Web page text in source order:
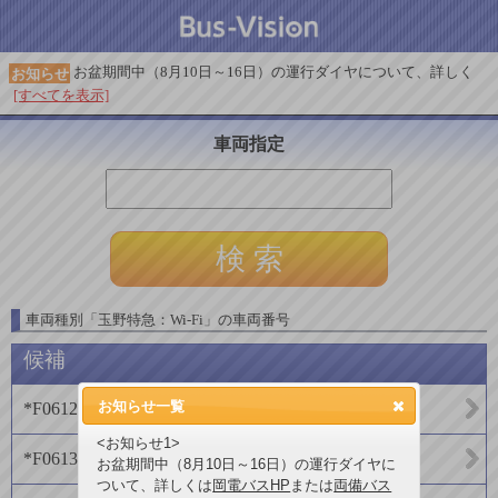
お知らせ お盆期間中（8月10日～16日）の運行ダイヤについて、詳しく
[すべてを表示]
車両指定
車両種別 「玉野特急：Wi-Fi 」 の車両番号
候補
*F0612 両備バス)
*F0613 両備バス)
お知らせ一覧
<お知らせ1>
お盆期間中（8月10日～16日）の運行ダイヤに
ついて、詳しくは 岡電バスHP または両備バス